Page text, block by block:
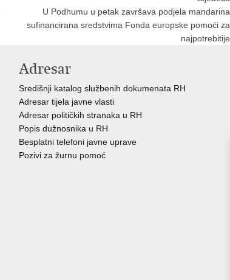
U Podhumu u petak završava podjela mandarina
sufinancirana sredstvima Fonda europske pomoći za
najpotrebitije
Adresar
Središnji katalog službenih dokumenata RH
Adresar tijela javne vlasti
Adresar političkih stranaka u RH
Popis dužnosnika u RH
Besplatni telefoni javne uprave
Pozivi za žurnu pomoć